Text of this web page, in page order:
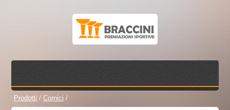
Prodotti /Cornici /